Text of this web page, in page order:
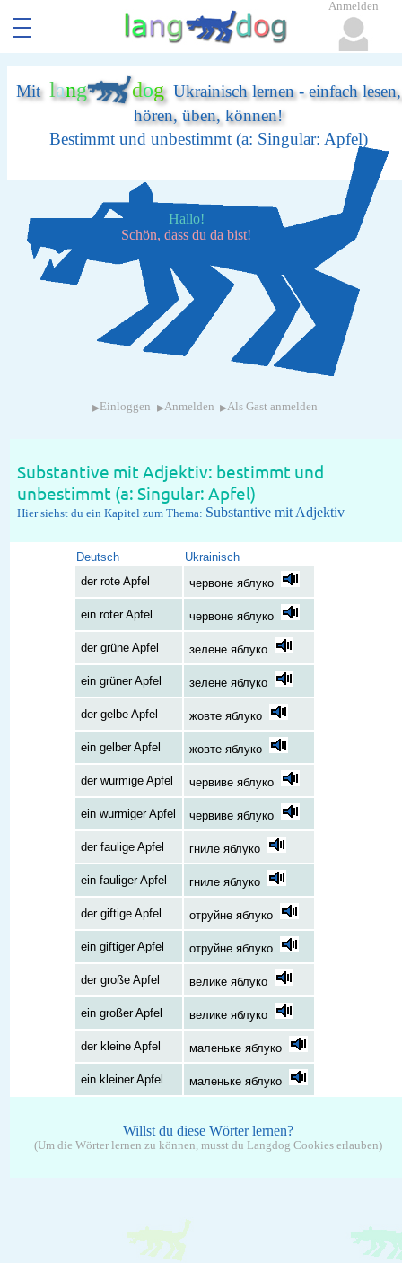
Mit lang dogUkrainisch lernen - einfach lesen,
hören, üben, können!
Bestimmt und unbestimmt (a: Singular: Apfel)
Hallo!
Schön, dass du da bist!
▸ Einloggen ▸Anmelden ▸Als Gast anmelden
Substantive mit Adjektiv: bestimmt und
unbestimmt (a: Singular: Apfel)
Hier siehst du ein Kapitel zum Thema: Substantive mit Adjektiv
Deutsch
Ukrainisch
der rote Apfel
червоне яблуко
ein roter Apfel червоне яблуко
der grüne Apfel зелене яблуко
ein grüner Apfel зелене яблуко
der gelbe Apfel жовте яблуко
ein gelber Apfel жовте яблуко
der wurmige Apfel червиве яблуко
ein wurmiger Apfel червиве яблуко
der faulige Apfel гниле яблуко
ein fauliger Apfel гниле яблуко
der giftige Apfel отруйне яблуко
ein giftiger Apfel отруйне яблуко
der große Apfel велике яблуко
ein großer Apfel велике яблуко
der kleine Apfel маленьке яблуко
ein kleiner Apfel маленьке яблуко
Willst du diese Wörter lernen?
(Um die Wörter lernen zu können, musst du Langdog Cookies erlauben)
Anmelden